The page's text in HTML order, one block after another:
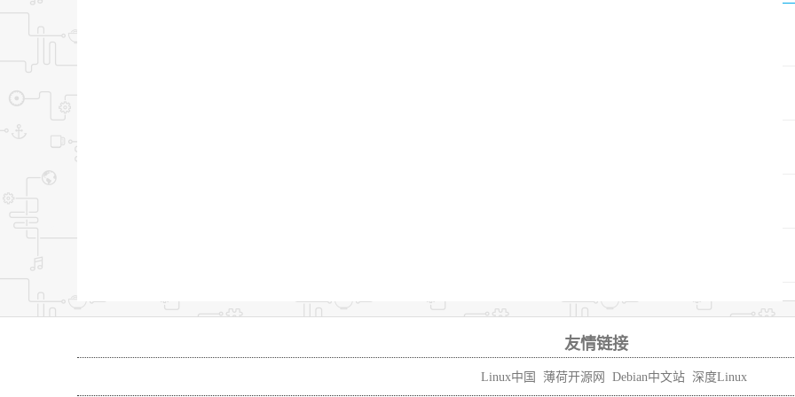
友情链接
Linux中国 薄荷开源网 Debian中文站 深度Linux